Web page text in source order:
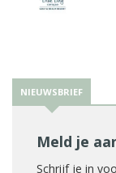
NIEUWSBRIEF
Meld je
Schrijf je in